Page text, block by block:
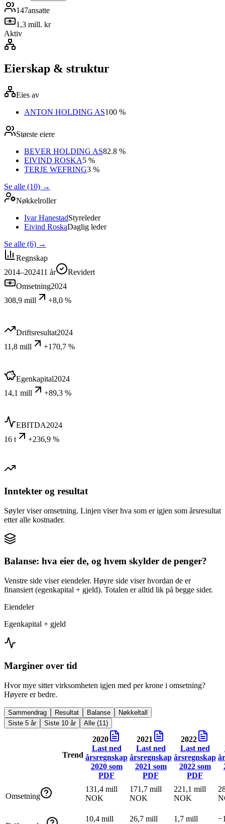
147ansatte
1,3 mill. kr
Aktiv
Eierskap & struktur
Eies av
ANTON HOLDING AS100 %
Største eiere
BEVER HOLDING AS82.8 %
EIVIND ROSKA5 %
TERJE WEFRING3 %
Se alle (10) →
Nøkkelroller
Ivar HanestadStyreleder
Eivind RoskaDaglig leder
Se alle (6) →
Regnskap
2014–202411 år
Revidert
Omsetning2024
308,9 mill
+8,0 %
Driftsresultat2024
11,8 mill
+170,7 %
Egenkapital2024
14,1 mill
+89,3 %
EBITDA2024
16 t
+236,9 %
Inntekter og resultat
Søyler viser omsetning. Linjen viser hva som er igjen som årsresultat
etter alle kostnader.
Balanse: hva eier de, og hvem skylder de penger?
Venstre side viser eiendeler. Høyre side viser hvordan de er
finansiert (egenkapital + gjeld). Totalen er alltid lik på begge sider.
Eiendeler
Egenkapital + gjeld
Marginer over tid
Hvor mye sitter virksomheten igjen med per krone i omsetning?
Høyere er bedre.
Sammendrag Resultat Balanse
Nøkkeltall
Siste 5 år
Siste 10 år Alle (11)
Trend
2020
Last ned
årsregnskap
2020som
PDF
2021
Last ned
årsregnskap
2021 som
PDF
2022
Last ned
årsregnskap
2022som
PDF
Omsetning
131,4 mill
NOK
171,7 mill
NOK
221,1 mill
NOK
10,4 mill
26,7 mill
1,7 mill